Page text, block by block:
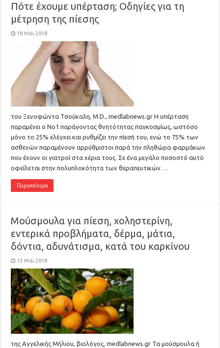
Πότε έχουμε υπέρταση; Οδηγίες για τη
μέτρηση της πίεσης
18 Μάι 2018
του Ξενοφώντα Τσούκαλη, M.D., medlabnews.gr Η υπέρταση
παραμένει o Νο1 παράγοντας θνητότητας παγκοσμίως, ωστόσο
μόνο το 25% ελέγχει και ρυθμίζει την πίεσή του, ενώ το 75% των
ασθενών παραμένουν αρρύθμιστοι παρά την πληθώρα φαρμάκων
που έχουν οι γιατροί στα χέρια τους. Σε ένα μεγάλο ποσοστό αυτό
οφείλεται στην πολυπλοκότητα των θεραπευτικών …
Περισσότερα
Μούσμουλα για πίεση, χοληστερίνη,
εντερικά προβλήματα, δέρμα, μάτια,
δόντια, αδυνάτισμα, κατά του καρκίνου
13 Μάι 2018
της Αγγελικής Μήλιου, βιολόγος, medlabnews.gr Τα μούσμουλα ή